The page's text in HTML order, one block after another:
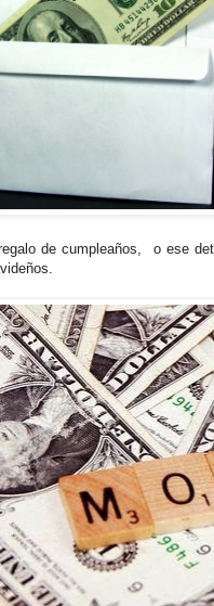
de cumpleaños, o ese